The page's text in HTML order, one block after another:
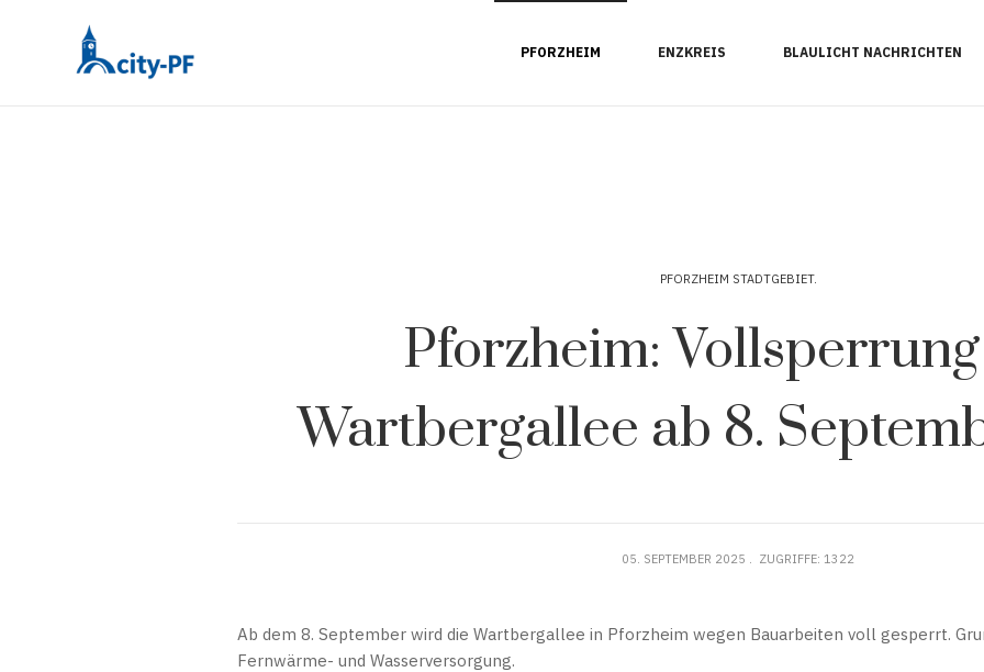
PFORZHEIM ENZKREIS BLAULICHT NACHRICHTEN
PFORZHEIM STADTGEBIET
Pforzheim:
Wartbergallee ab 8.
05. SEPTEMBER 2025 ZUGRIFFE: 1322
Ab dem 8. September wird die Wartbergallee in Pforzheim wegen Bauarbeiten voll gesperrt.
Fernwärme- und Wasserversorgung.